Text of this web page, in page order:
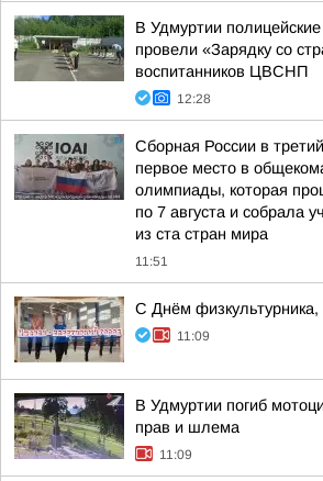
В Удмуртии
провели «Зарядку со
воспитанников ЦВСНП
12:28
Сборная России в
первое место в
олимпиады, которая
по 7 августа и собрала
из ста стран мира
11:51
С Днём физкультурника,
11:09
В Удмуртии погиб
прав и шлема
11:09